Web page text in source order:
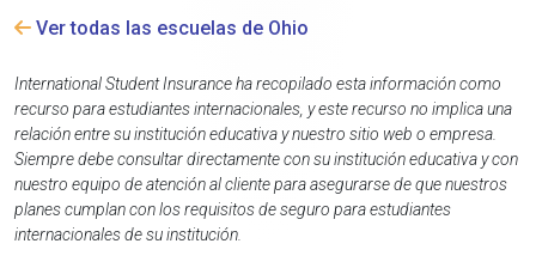
Ver todas las escuelas de Ohio
International Student Insurance ha recopilado esta información como
recurso para estudiantes internacionales, y este recurso no implica una
relación entre su institución educativa y nuestro sitio web o empresa.
Siempre debe consultar directamente con su institución educativa y con
nuestro equipo de atención al cliente para asegurarse de que nuestros
planes cumplan con los requisitos de seguro para estudiantes
internacionales de su institución.